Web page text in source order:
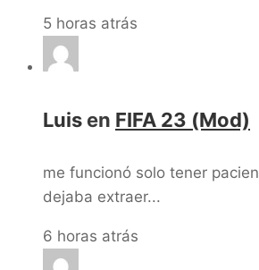
5 horas atrás
Luis en FIFA 23 (Mod)
me funcionó solo tener
dejaba extraer...
6 horas atrás